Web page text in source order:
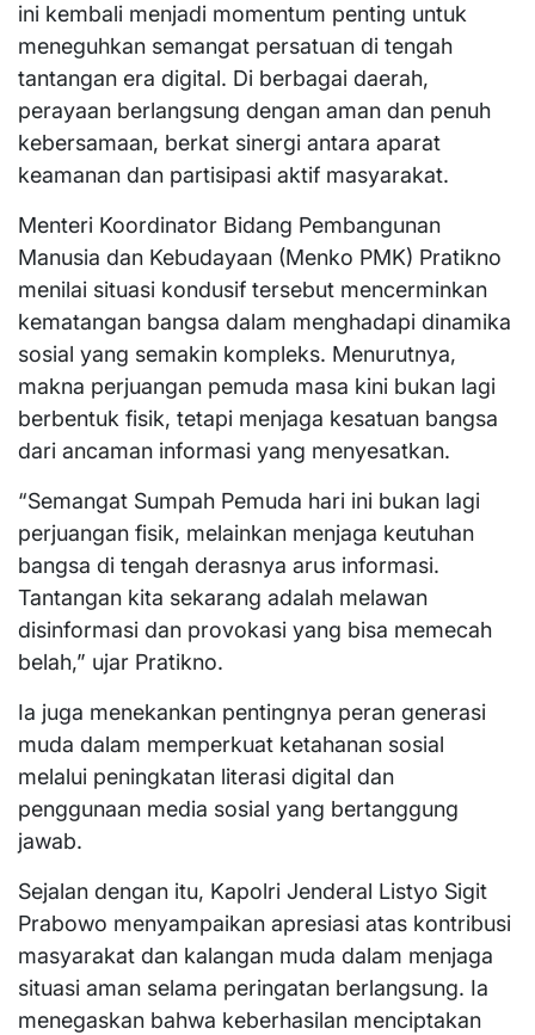
ini kembali menjadi momentum penting untuk
meneguhkan semangat persatuan di tengah
tantangan era digital. Di berbagai daerah,
perayaan berlangsung dengan aman dan penuh
kebersamaan, berkat sinergi antara aparat
keamanan dan partisipasi aktif masyarakat.
Menteri Koordinator Bidang Pembangunan
Manusia dan Kebudayaan (Menko PMK) Pratikno
menilai situasi kondusif tersebut mencerminkan
kematangan bangsa dalam menghadapi dinamika
sosial yang semakin kompleks. Menurutnya,
makna perjuangan pemuda masa kini bukan lagi
berbentuk fisik, tetapi menjaga kesatuan bangsa
dari ancaman informasi yang menyesatkan.
“Semangat Sumpah Pemuda hari ini bukan lagi
perjuangan fisik, melainkan menjaga keutuhan
bangsa di tengah derasnya arus informasi.
Tantangan kita sekarang adalah melawan
disinformasi dan provokasi yang bisa memecah
belah,” ujar Pratikno.
Ia juga menekankan pentingnya peran generasi
muda dalam memperkuat ketahanan sosial
melalui peningkatan literasi digital dan
penggunaan media sosial yang bertanggung
jawab.
Sejalan dengan itu, Kapolri Jenderal Listyo Sigit
Prabowo menyampaikan apresiasi atas kontribusi
masyarakat dan kalangan muda dalam menjaga
situasi aman selama peringatan berlangsung. Ia
menegaskan bahwa keberhasilan menciptakan